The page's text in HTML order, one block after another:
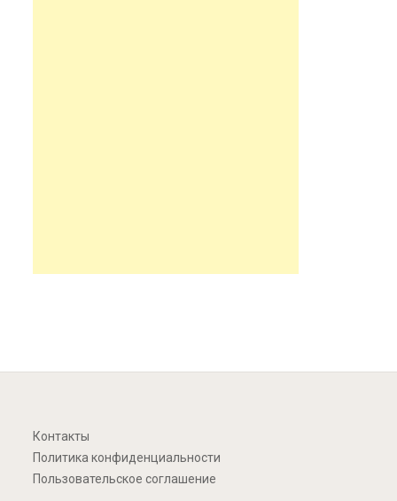
Контакты
Политика конфиденциальности
Пользовательское соглашение